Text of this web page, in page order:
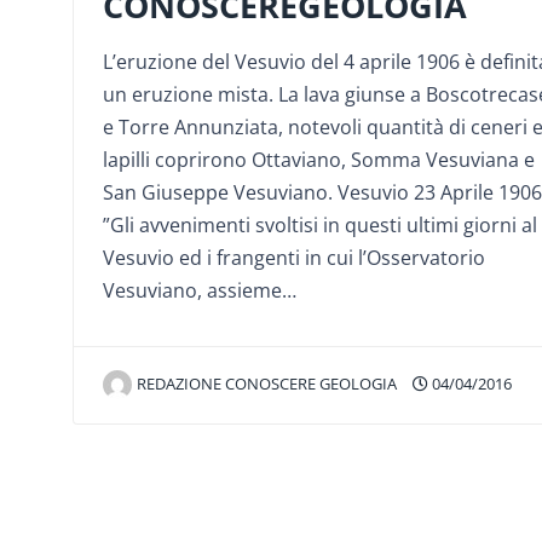
L’eruzione del Vesuvio del 4 aprile 1906 è
un eruzione mista. La lava giunse a
e Torre Annunziata, notevoli quantità di ceneri e
lapilli coprirono Ottaviano, Somma Vesuviana e
San Giuseppe Vesuviano. Vesuvio 23 Aprile 1906
”Gli avvenimenti svoltisi in questi ultimi giorni al
Vesuvio ed i frangenti in cui l’Osservatorio
Vesuviano, assieme…
REDAZIONE CONOSCERE GEOLOGIA 04/04/2016